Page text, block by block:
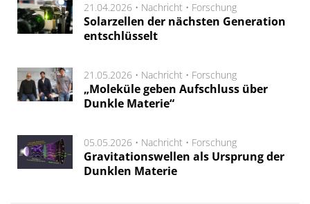
21.04.2026 • Nachricht • Forschung
Solarzellen der nächsten Generation
entschlüsselt
21.05.2026 • Nachricht • Forschung
„Moleküle geben Aufschluss über
Dunkle Materie“
05.05.2026 • Nachricht • Forschung
Gravitationswellen als Ursprung der
Dunklen Materie